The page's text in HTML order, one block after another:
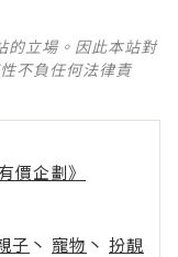
的立場。因此本站對
不負任何法律責
價企劃》
子 丶 寵物 丶 扮靚